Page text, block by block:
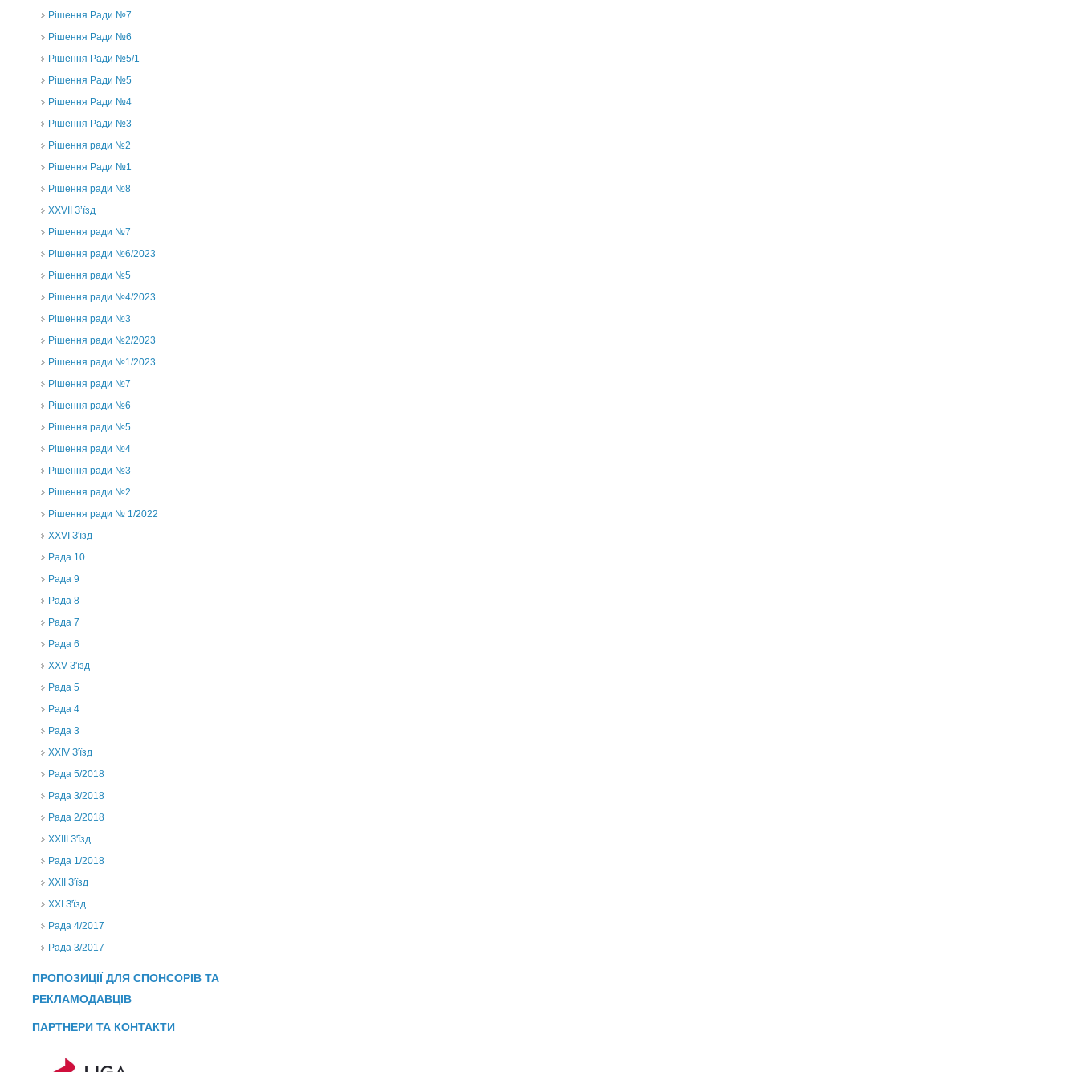
Рішення Ради №7
Рішення Ради №6
Рішення Ради №5/1
Рішення Ради №5
Рішення Ради №4
Рішення Ради №3
Рішення ради №2
Рішення Ради №1
Рішення ради №8
ХХVII З’їзд
Рішення ради №7
Рішення ради №6/2023
Рішення ради №5
Рішення ради №4/2023
Рішення ради №3
Рішення ради №2/2023
Рішення ради №1/2023
Рішення ради №7
Рішення ради №6
Рішення ради №5
Рішення ради №4
Рішення ради №3
Рішення ради №2
Рішення ради № 1/2022
XXVI З'їзд
Рада 10
Рада 9
Рада 8
Рада 7
Рада 6
XXV З'їзд
Рада 5
Рада 4
Рада 3
ХХIV З'їзд
Рада 5/2018
Рада 3/2018
Рада 2/2018
XXIII З'їзд
Рада 1/2018
ХХІІ З'їзд
XXI З'їзд
Рада 4/2017
Рада 3/2017
ПРОПОЗИЦІЇ ДЛЯ СПОНСОРІВ ТА
РЕКЛАМОДАВЦІВ
ПАРТНЕРИ ТА КОНТАКТИ